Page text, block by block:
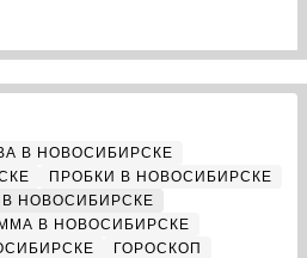
В НОВОСИБИРСКЕ
ПРОБКИ В НОВОСИБИРСКЕ
НОВОСИБИРСКЕ
В НОВОСИБИРСКЕ
ГОРОСКОП